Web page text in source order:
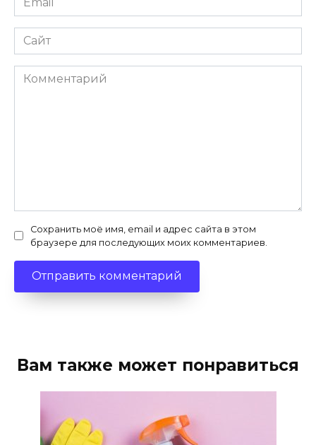
Сайт
Комментарий
Сохранить моё имя, email и адрес сайта в этом
браузере для последующих моих комментариев.
Вам также может понравиться